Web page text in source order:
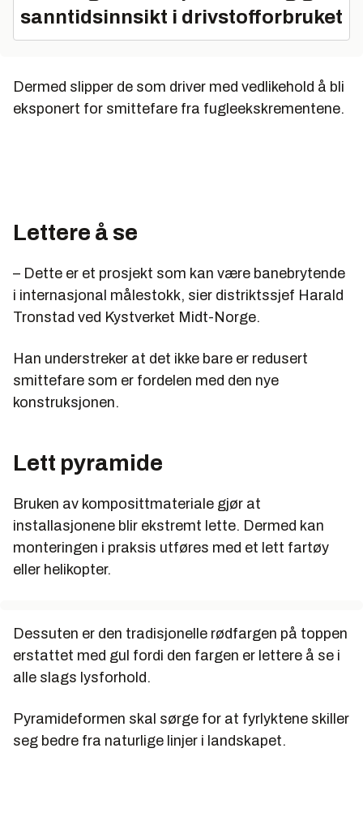
sanntidsinnsikt i drivstofforbruket
Dermed slipper de som driver med vedlikehold å bli
eksponert for smittefare fra fugleekskrementene.
Lettere å se
– Dette er et prosjekt som kan være banebrytende
i internasjonal målestokk, sier distriktssjef Harald
Tronstad ved Kystverket Midt-Norge.
Han understreker at det ikke bare er redusert
smittefare som er fordelen med den nye
konstruksjonen.
Lett pyramide
Bruken av komposittmateriale gjør at
installasjonene blir ekstremt lette. Dermed kan
monteringen i praksis utføres med et lett fartøy
eller helikopter.
Dessuten er den tradisjonelle rødfargen på toppen
erstattet med gul fordi den fargen er lettere å se i
alle slags lysforhold.
Pyramideformen skal sørge for at fyrlyktene skiller
seg bedre fra naturlige linjer i landskapet.